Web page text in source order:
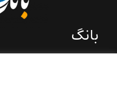
بانگ